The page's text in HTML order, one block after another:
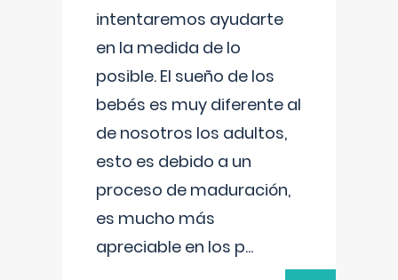
intentaremos ayudarte
en la medida de lo
posible. El sueño de los
bebés es muy diferente al
de nosotros los adultos,
esto es debido a un
proceso de maduración,
es mucho más
apreciable en los p...